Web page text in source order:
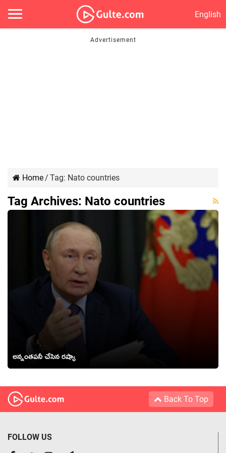
English
Home/ Tag: Nato countries
Tag Archives: Nato countries
అన్నంతపనీ చేసిన రష్యా
Back To Top
FOLLOW US